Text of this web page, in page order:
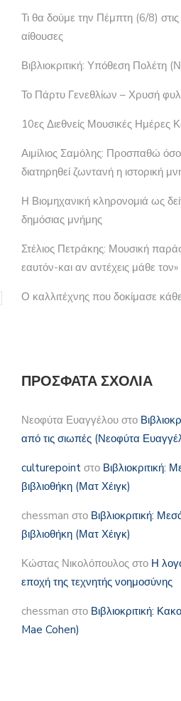
Τι θα δούμε την Πέμπτη (6/8)
αίθουσες
Βιβλιοκριτική: Υπόθεση Πολέτη
Το Πάρτυ Γενεθλίων – Χρυσή
10ες Διεθνείς Μουσικές Ημέρες
Αιμίλιος Σαμόλης: Προσπαθώ
διατηρηθεί ζωντανή η ιστορική
Η Βιομηχανική κληρονομιά ως
δημόσιας μνήμης
Στέλιος Πετράκης: Μουσική
εαυτόν-και αν αντέχεις μάθε τον»
Ο καλλιτέχνης που δοκίμασε
ΠΡΌΣΦΑΤΑ ΣΧΌΛΙΑ
Νεοφύτα Ευαγγέλου στο
από τις σιωπές (Νεοφύτα
culturepoint στο Βιβλιοκριτική:
βιβλιοθήκη (Ματ Χέιγκ)
chessman στο Βιβλιοκριτική:
βιβλιοθήκη (Ματ Χέιγκ)
Κώστας Νικολόπουλος στο Η
εποχή της τεχνητής νοημοσύνης
chessman στο Βιβλιοκριτική:
Mae Cohen)